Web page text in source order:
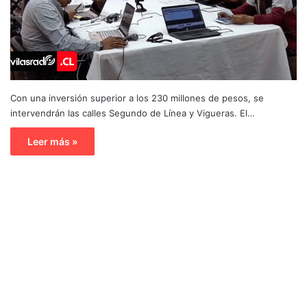
Con una inversión superior a los 230 millones de pesos, se
intervendrán las calles Segundo de Línea y Vigueras. El…
Leer más »